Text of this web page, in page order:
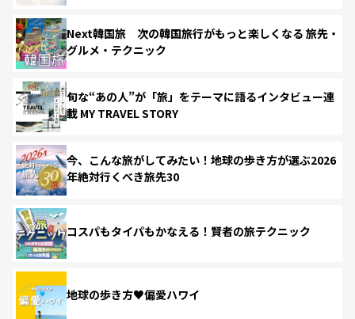
Next韓国旅 次の韓国旅行がもっと楽しくなる 旅先・
グルメ・テクニック
旬な“あの人”が「旅」をテーマに語るインタビュー連
載 MY TRAVEL STORY
今、こんな旅がしてみたい！地球の歩き方が選ぶ2026
年絶対行くべき旅先30
コスパもタイパもかなえる！賢者の旅テクニック
地球の歩き方♥偏愛ハワイ